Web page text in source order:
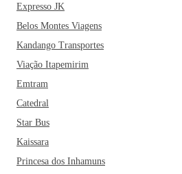
Expresso JK
Belos Montes Viagens
Kandango Transportes
Viação Itapemirim
Emtram
Catedral
Star Bus
Kaissara
Princesa dos Inhamuns